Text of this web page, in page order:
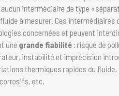
intermédiaire de type
à mesurer. Ces
concernées et peuvent
une grande fiabilité : risque de
instabilité et imprécision
thermiques rapides du
etc.